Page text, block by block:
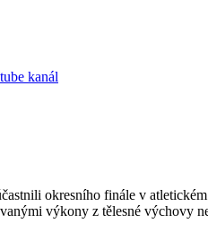
kanál
okresního finále v
výkony z tělesné výchovy